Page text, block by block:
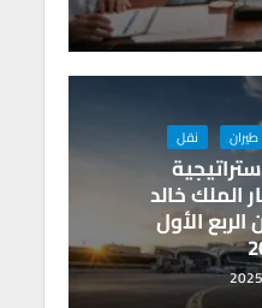
طيران نقل
خالد
الأول